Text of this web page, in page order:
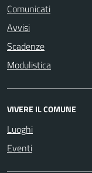
Comunicati
Avvisi
Scadenze
Modulistica
VIVERE IL COMUNE
Luoghi
Eventi